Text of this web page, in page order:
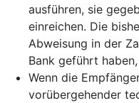
ausführen, sie
einreichen. Die
Abweisung in der
Bank geführt
Wenn die
vorübergehender